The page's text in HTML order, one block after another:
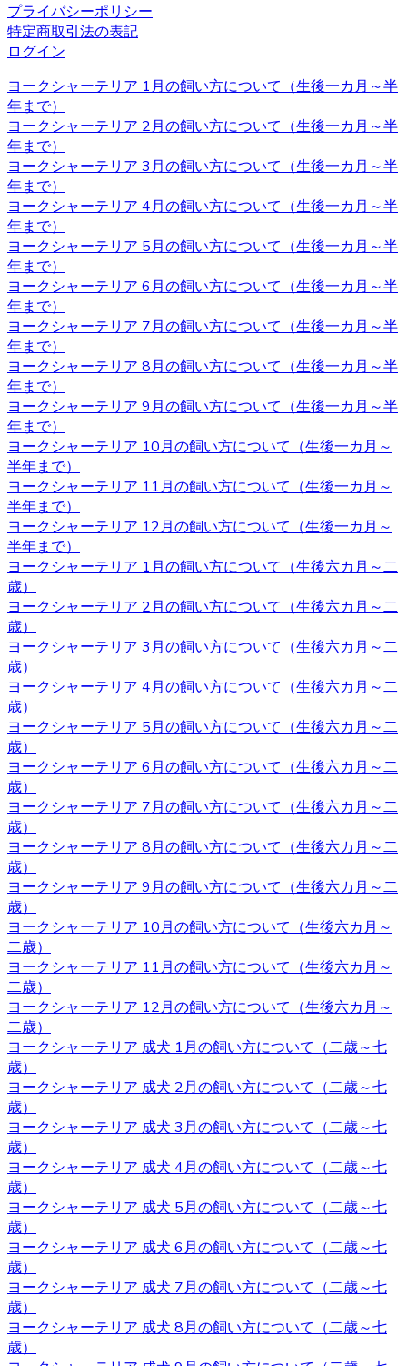
ペットを飼う際、愛情を持って可愛がることももちろんで
すが、それと同じくらいしつけもしっかりと行うことも大
切です。ヨークシャーテリアのブリーダーベベドールで
は、飼い主様へのお引渡しの前からしつけも含めてしっか
りとした育成を行い、飼い主様へ飼う際のアドバイスも行
っております。
2020.11.27
ヨークシャーテリアと言う名前はイングランド北部に位置
するヨークシャー地方と言う場所が由来とされています。
ヨークシャー地方およびランカシャー地方で製粉工や織物
などの工場労働者たちに飼われ、ネズミ捕りの役割を担っ
ていました。とても活発で警戒心が強いのもテリアの特徴
です。 ヨークシャーテリアの育成・販売のことなら、ベベ
ドールへ是非お問い合わせください。
2020.11.13
べべドールはアフターケアもしっかり行っております。購
入後でもわからないこと、心配なことがございましたらお
気軽にお問い合わせください。初めてヨークシャーテリア
をお迎えするお客様も、安心してご利用いただけます。 ご
購入の際は、是非お問い合わせ下さい。
2020.11.06
ワンちゃんを購入する際、男の子と女の子で迷うことがあ
りますが、繁殖を考えていないようであればそれほどこど
わりを持つ必要もないでしょう。 それぞれの注意点とし
て、男の子は縄張り意識があるのでマーキングをすること
があり、女の子の場合は避妊手術をしないと発情期に血が
出たり、妊娠の危険性があることがあります。 いずれの場
合も性格は飼い主の育て方次第なので、もしフィーリング
が合って気に入った子がいた場合には性別はそれほど重要
ではないでしょう。
2020.10.30
ヨークシャーテリアは体が小さいため、室内で遊び回るだ
けで十分な運動になります。高齢者など毎日散歩に連れて
行ってあげられるか不安な人にもおすすめです。しかし、
ヨークシャテリアのストレス発散のためにも、週何回かは
軽めの散歩に連れていってあげるのが良いでしょう。何か
わからないことがありましたら、ヨークシャーテリア専門
のブリーダー・ベベドール にご相談ください。
2020.10.23
ブリーダーから子犬をお迎えする利点は、ペットショップ
とは異なりブリーダーが一匹一匹の健康状態や性格などを
きちんと把握しているというところです。また、育て方な
どで不安があるときには直接ブリーダーに確認することが
できます。子犬を飼うのであれば、お迎えはブリーダーか
らするのが一番です。ベベドールはヨークシャーテリア専
門ブリーダーをしております。ヨークシャーテリアをお迎
えの際にはベベドールにお任せください。
2020.10.16
子犬を購入するにあたって重要なポイントとなるのが、健
康状態やワクチンの接種状況のことです。ベベドールで
は、紹介ページに記載があります通り、ワクチンの接種
や、それと合わせて健康診断も行っておりますので、お客
様の元に元気で健康な猫ちゃんをお届けすることが可能で
す。 ヨークシャーテリア購入をご検討の際は、私どもベベ
ドール にお任せ下さい。
2020.10.9
ベベドールは近鉄河内松原駅の近くに見学スペースがござ
プライバシーポリシー
特定商取引法の表記
ログイン
ヨークシャーテリア 1月の飼い方について（生後一カ月～半
年まで）
ヨークシャーテリア 2月の飼い方について（生後一カ月～半
年まで）
ヨークシャーテリア 3月の飼い方について（生後一カ月～半
年まで）
ヨークシャーテリア 4月の飼い方について（生後一カ月～半
年まで）
ヨークシャーテリア 5月の飼い方について（生後一カ月～半
年まで）
ヨークシャーテリア 6月の飼い方について（生後一カ月～半
年まで）
ヨークシャーテリア 7月の飼い方について（生後一カ月～半
年まで）
ヨークシャーテリア 8月の飼い方について（生後一カ月～半
年まで）
ヨークシャーテリア 9月の飼い方について（生後一カ月～半
年まで）
ヨークシャーテリア 10月の飼い方について（生後一カ月～
半年まで）
ヨークシャーテリア 11月の飼い方について（生後一カ月～
半年まで）
ヨークシャーテリア 12月の飼い方について（生後一カ月～
半年まで）
ヨークシャーテリア 1月の飼い方について（生後六カ月～二
歳）
ヨークシャーテリア 2月の飼い方について（生後六カ月～二
歳）
ヨークシャーテリア 3月の飼い方について（生後六カ月～二
歳）
ヨークシャーテリア 4月の飼い方について（生後六カ月～二
歳）
ヨークシャーテリア 5月の飼い方について（生後六カ月～二
歳）
ヨークシャーテリア 6月の飼い方について（生後六カ月～二
歳）
ヨークシャーテリア 7月の飼い方について（生後六カ月～二
歳）
ヨークシャーテリア 8月の飼い方について（生後六カ月～二
歳）
ヨークシャーテリア 9月の飼い方について（生後六カ月～二
歳）
ヨークシャーテリア 10月の飼い方について（生後六カ月～
二歳）
ヨークシャーテリア 11月の飼い方について（生後六カ月～
二歳）
ヨークシャーテリア 12月の飼い方について（生後六カ月～
二歳）
ヨークシャーテリア 成犬 1月の飼い方について（二歳～七
歳）
ヨークシャーテリア 成犬 2月の飼い方について（二歳～七
歳）
ヨークシャーテリア 成犬 3月の飼い方について（二歳～七
歳）
ヨークシャーテリア 成犬 4月の飼い方について（二歳～七
歳）
ヨークシャーテリア 成犬 5月の飼い方について（二歳～七
歳）
ヨークシャーテリア 成犬 6月の飼い方について（二歳～七
歳）
ヨークシャーテリア 成犬 7月の飼い方について（二歳～七
歳）
ヨークシャーテリア 成犬 8月の飼い方について（二歳～七
歳）